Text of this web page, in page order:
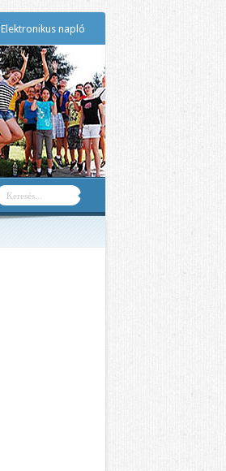
Elektronikus napló